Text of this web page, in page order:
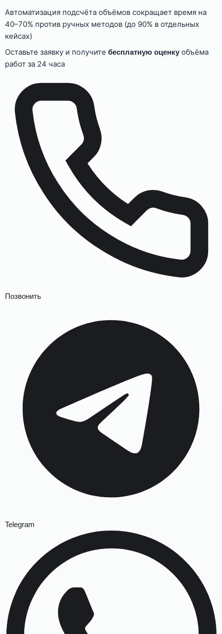
Автоматизация подсчёта объёмов сокращает время на
40–70% против ручных методов (до 90% в отдельных
кейсах)
Оставьте заявку и получите бесплатную оценку объёма
работ за 24 часа
Позвонить
Telegram